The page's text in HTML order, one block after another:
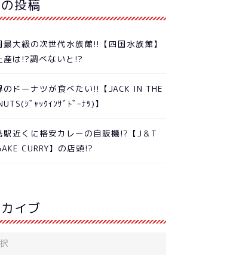
投稿
最大級の次世代水族館!!【四国水族館】
産は!?調べないと!?
のドーナツが食べたい!!【JACK IN THE
ｼﾞｬｯｸｲﾝｻﾞﾄﾞｰﾅﾂ)】
駅近くに格安カレーの自販機!?【J＆T
CURRY】の店頭!?
イブ